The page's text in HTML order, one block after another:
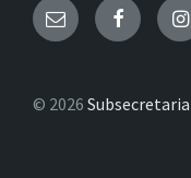
E- Facebook
© 2026